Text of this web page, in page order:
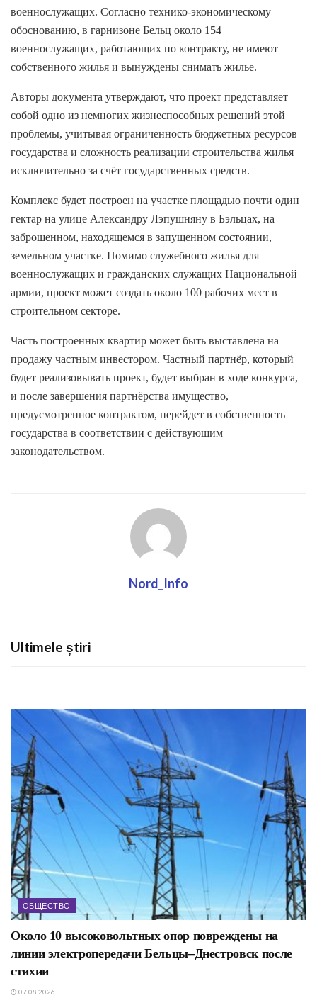
военнослужащих. Согласно технико-экономическому
обоснованию, в гарнизоне Бельц около 154
военнослужащих, работающих по контракту, не имеют
собственного жилья и вынуждены снимать жилье.
Авторы документа утверждают, что проект представляет
собой одно из немногих жизнеспособных решений этой
проблемы, учитывая ограниченность бюджетных ресурсов
государства и сложность реализации строительства жилья
исключительно за счёт государственных средств.
Комплекс будет построен на участке площадью почти один
гектар на улице Александру Лэпушняну в Бэльцах, на
заброшенном, находящемся в запущенном состоянии,
земельном участке. Помимо служебного жилья для
военнослужащих и гражданских служащих Национальной
армии, проект может создать около 100 рабочих мест в
строительном секторе.
Часть построенных квартир может быть выставлена ​​на
продажу частным инвестором. Частный партнёр, который
будет реализовывать проект, будет выбран в ходе конкурса,
и после завершения партнёрства имущество,
предусмотренное контрактом, перейдет в собственность
государства в соответствии с действующим
законодательством.
Nord_Info
Ultimele știri
ОБЩЕСТВО
Около 10 высоковольтных опор повреждены на
линии электропередачи Бельцы–Днестровск после
стихии
07.08.2026